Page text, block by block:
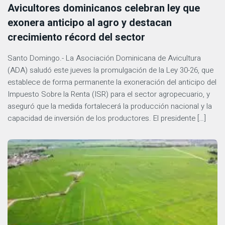
Avicultores dominicanos celebran ley que
exonera anticipo al agro y destacan
crecimiento récord del sector
Santo Domingo.- La Asociación Dominicana de Avicultura
(ADA) saludó este jueves la promulgación de la Ley 30-26, que
establece de forma permanente la exoneración del anticipo del
Impuesto Sobre la Renta (ISR) para el sector agropecuario, y
aseguró que la medida fortalecerá la producción nacional y la
capacidad de inversión de los productores. El presidente […]